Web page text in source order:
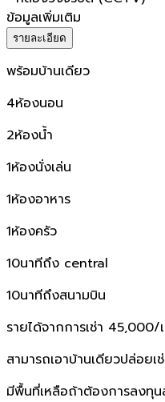
ข้อมูลเพิ่มเติม
รายละเอียด
พร้อมบ้านเดียว
4ห้องนอน
2ห้องน้ำ
1ห้องนั่งเล่น
1ห้องอาหาร
1ห้องครัว
10นาทีถึง central
10นาทีถึงสนามบิน
รายได้จากการเช่า 45,000/
สามารถเอาบ้านเดียวปล่อย
มีพื้นที่เหลือถ้าต้องการลงทุ